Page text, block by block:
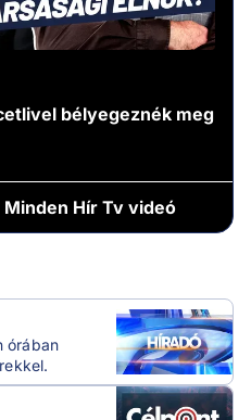
bélyegeznék meg
Minden Hír Tv videó
órában